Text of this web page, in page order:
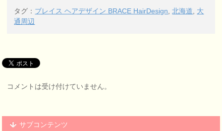
タグ： ブレイス ヘアデザイン BRACE HairDesign ,北海道
大
通周辺
コメントは受け付けていません。
サブコンテンツ